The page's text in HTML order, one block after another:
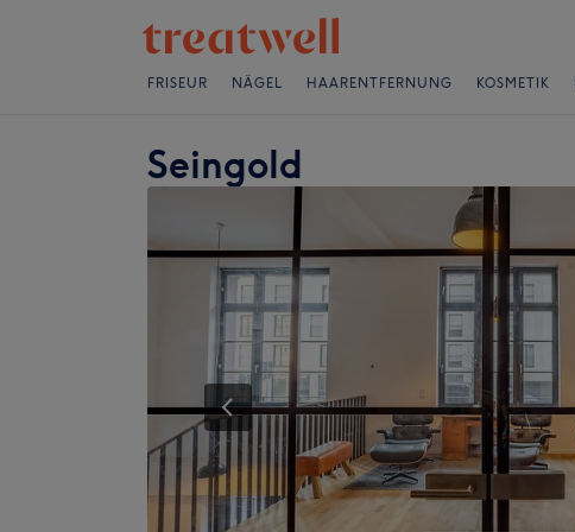
FRISEUR NÄGEL HAARENTFERNUNG KOSMETIK
Seingold